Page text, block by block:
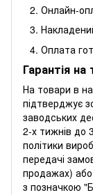
Онлайн-
Оплата
Гарантія на
На товари в
підтверджує
заводських
2-х тижнів до
політики
передачі
продажах)
з позначкою